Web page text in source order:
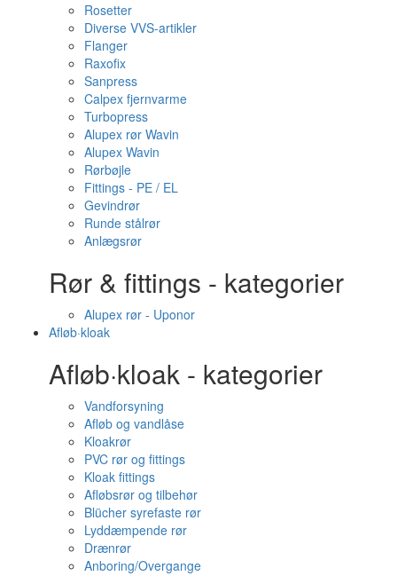
Rosetter
Diverse VVS-artikler
Flanger
Raxofix
Sanpress
Calpex fjernvarme
Turbopress
Alupex rør Wavin
Alupex Wavin
Rørbøjle
Fittings - PE / EL
Gevindrør
Runde stålrør
Anlægsrør
Rør & fittings - kategorier
Alupex rør - Uponor
Afløb·kloak
Afløb·kloak - kategorier
Vandforsyning
Afløb og vandlåse
Kloakrør
PVC rør og fittings
Kloak fittings
Afløbsrør og tilbehør
Blücher syrefaste rør
Lyddæmpende rør
Drænrør
Anboring/Overgange